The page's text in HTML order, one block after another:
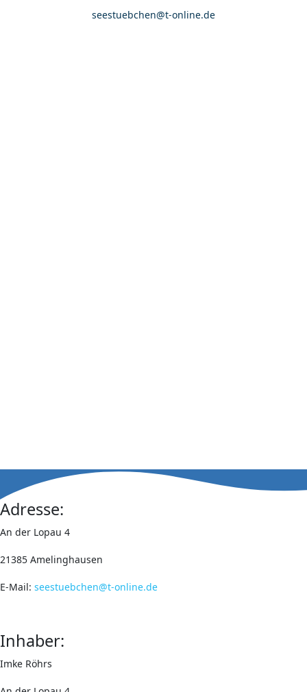
seestuebchen@t-online.de
Adresse:
An der Lopau 4
21385 Amelinghausen
E-Mail: seestuebchen@t-online.de
Inhaber:
Imke Röhrs